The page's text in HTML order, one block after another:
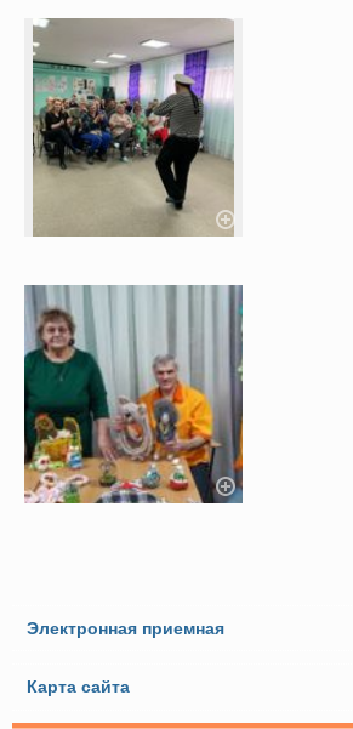
Электронная приемная
Карта сайта